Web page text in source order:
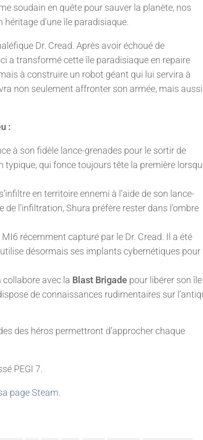
soudain en quête pour sauver la planète, nos
héritage d’une île paradisiaque.
Dr. Cread. Après avoir échoué de
a transformé cette île paradisiaque en repaire
à construire un robot géant qui lui servira à
non seulement affronter son armée, mais aussi
:
à son fidèle lance-grenades pour le sortir de
qui fonce toujours tête la première
en territoire ennemi à l’aide de son lance-
l’infiltration, Shura préfère rester dans l’ombre
récemment capturé par le Dr. Cread. Il a été
désormais ses implants cybernétiques pour
collabore avec la Blast Brigade pour libérer son île
de connaissances rudimentaires sur
des héros permettront d’approcher chaque
PEGI 7.
page Steam.